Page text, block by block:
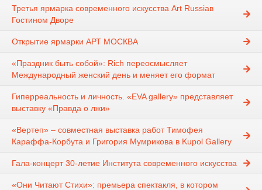
Третья ярмарка современного искусства Art Russiaв
Гостином Дворе
Открытие ярмарки АРТ МОСКВА
«Праздник быть собой»: Rich переосмысляет
Международный женский день и меняет его формат
Гиперреальность и личность. «EVA gallery» представляет
выставку «Правда о лжи»
«Вертеп» – совместная выставка работ Тимофея
Караффа-Корбута и Григория Мумрикова в Kupol Gallery
Гала-концерт 30-летие Института современного искусства
«Они Читают Стихи»: премьера спектакля, в котором